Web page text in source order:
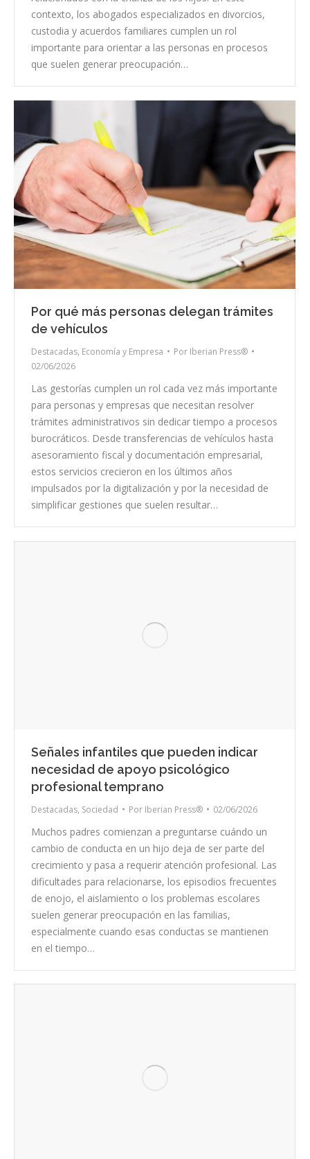
contexto, los abogados especializados en divorcios,
custodia y acuerdos familiares cumplen un rol
importante para orientar a las personas en procesos
que suelen generar preocupación…
Por qué más personas delegan trámites
de vehículos
Destacadas, Economía y Empresa Por Iberian Press®
02/06/2026
Las gestorías cumplen un rol cada vez más importante
para personas y empresas que necesitan resolver
trámites administrativos sin dedicar tiempo a procesos
burocráticos. Desde transferencias de vehículos hasta
asesoramiento fiscal y documentación empresarial,
estos servicios crecieron en los últimos años
impulsados por la digitalización y por la necesidad de
simplificar gestiones que suelen resultar…
Señales infantiles que pueden indicar
necesidad de apoyo psicológico
profesional temprano
Destacadas, Sociedad Por Iberian Press® 02/06/2026
Muchos padres comienzan a preguntarse cuándo un
cambio de conducta en un hijo deja de ser parte del
crecimiento y pasa a requerir atención profesional. Las
dificultades para relacionarse, los episodios frecuentes
de enojo, el aislamiento o los problemas escolares
suelen generar preocupación en las familias,
especialmente cuando esas conductas se mantienen
en el tiempo…